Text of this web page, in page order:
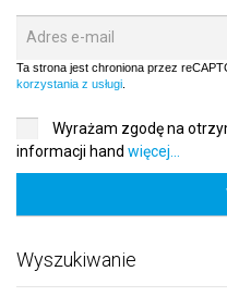
Wyszukiwanie
Ta strona jest chroniona przez
korzystania z usługi
Wyrażam zgodę na
informacji hand więcej...